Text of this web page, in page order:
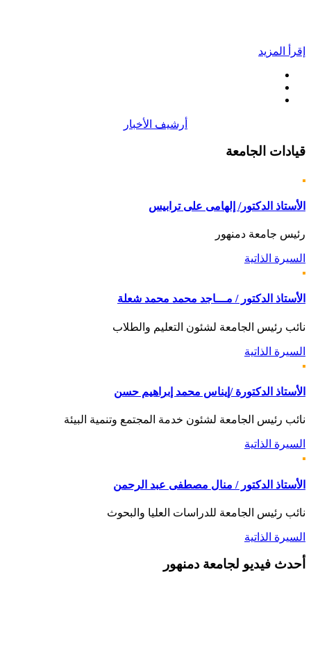
إقرأ المزيد
أرشيف الأخبار
قيادات الجامعة
الأستاذ الدكتور/ إلهامى على ترابيس
رئيس جامعة دمنهور
السيرة الذاتية
الأستاذ الدكتور / مـــاجد محمد محمد شعلة
نائب رئيس الجامعة لشئون التعليم والطلاب
السيرة الذاتية
الأستاذ الدكتورة /إيناس محمد إبراهيم حسن
نائب رئيس الجامعة لشئون خدمة المجتمع وتنمية البيئة
السيرة الذاتية
الأستاذ الدكتور / منال مصطفى عبد الرحمن
نائب رئيس الجامعة للدراسات العليا والبحوث
السيرة الذاتية
أحدث فيديو لجامعة دمنهور